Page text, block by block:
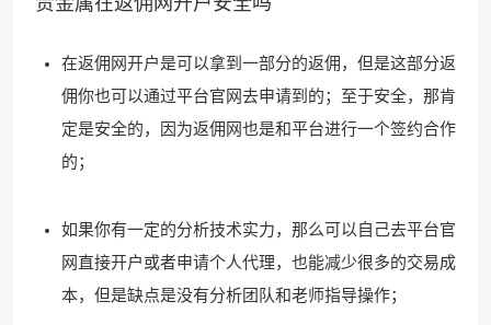
在返佣网开户是可以拿到一部分的返佣，但是这部分返
佣你也可以通过平台官网去申请到的；至于安全，那肯
定是安全的，因为返佣网也是和平台进行一个签约合作
的；
如果你有一定的分析技术实力，那么可以自己去平台官
网直接开户或者申请个人代理，也能减少很多的交易成
本，但是缺点是没有分析团队和老师指导操作；